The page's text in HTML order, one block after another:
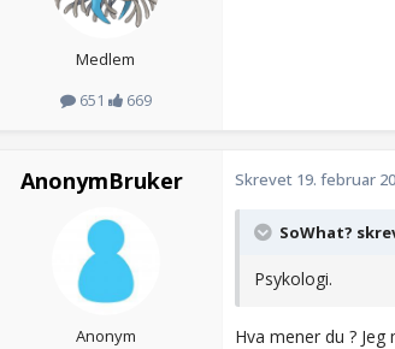
Medlem
651
669
AnonymBruker
Anonym
Skrevet 19. februar
SoWhat?
Psykologi.
Hva mener du ?